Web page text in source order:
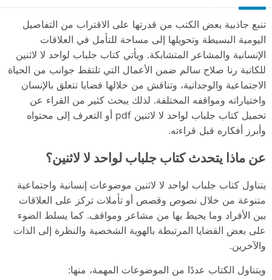
تنبع جاذبية بعض الكتب من قدرتها على الاقتراب من التفاصيل
اليومية البسيطة وتحويلها إلى مساحة للتأمل في العلاقات
الإنسانية والمشاعر المتشابكة. ويأتي كتاب جلباب لواحد لا لاثنين
للكاتبة رنا صلاح سالم ضمن الأعمال التي تلتقط جوانب من الحياة
الاجتماعية والوجدانية، وتناقش من خلالها قضايا تتعلق بالإنسان
واختياراته ومواقفه المختلفة. لذلك يبحث كثير من القراء عن
تحميل كتاب جلباب لواحد لا لاثنين pdf أو التعرف إلى محتواه
وأبرز أفكاره قبل قراءته.
عن ماذا يتحدث كتاب جلباب لواحد لا لاثنين؟
يتناول كتاب جلباب لواحد لا لاثنين موضوعات إنسانية واجتماعية
متنوعة من خلال نصوص وقصص أو تأملات تركز على العلاقات
بين الأفراد وما يحيط بها من مشاعر ومواقف. كما يسلط الضوء
على بعض القضايا المرتبطة بالهوية الشخصية والنظرة إلى الذات
والآخرين.
ويتناول الكتاب عددًا من الموضوعات المهمة، منها: